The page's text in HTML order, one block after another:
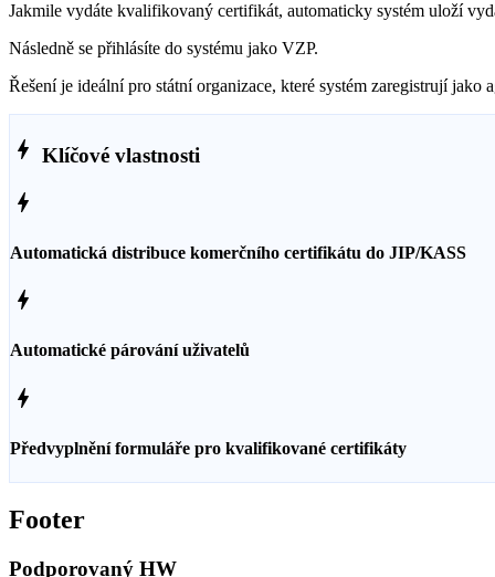
Jakmile vydáte kvalifikovaný certifikát, automaticky systém uloží
Následně se přihlásíte do systému jako VZP.
Řešení je ideální pro státní organizace, které systém zaregistrují jako
bolt Klíčové vlastnosti
bolt
Automatická distribuce komerčního certifikátu do JIP/KASS
bolt
Automatické párování uživatelů
bolt
Předvyplnění formuláře pro kvalifikované certifikáty
Footer
Podporovaný HW